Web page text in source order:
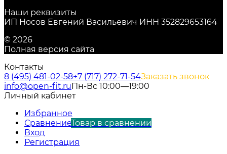
Наши реквизиты
ИП Носов Евгений Васильевич ИНН 352829653164
© 2026
Полная версия сайта
Контакты
8 (495) 481-02-58+7 (717) 272-71-54Заказать звонок
info@open-fit.ruПн-Вс 10:00—19:00
Личный кабинет
Избранное
СравнениеТовар в сравнении
Вход
Регистрация